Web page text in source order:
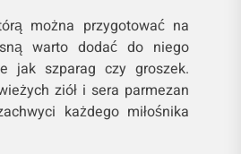
można przygotować na
warto dodać do niego
jak szparag czy groszek.
ziół i sera parmezan
każdego miłośnika